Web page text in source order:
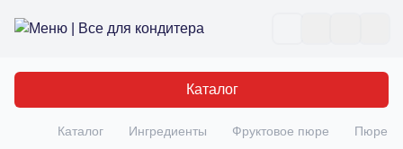
Все для кондитера
Каталог
Главная
Каталог Ингредиенты Фруктовое пюре Пюре